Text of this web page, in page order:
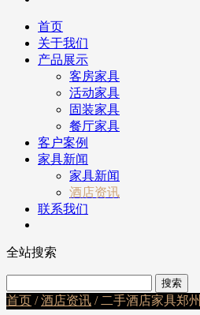
首页
关于我们
产品展示
客房家具
活动家具
固装家具
餐厅家具
客户案例
家具新闻
家具新闻
酒店资讯
联系我们
全站搜索
首页 /酒店资讯 / 二手酒店家具郑州